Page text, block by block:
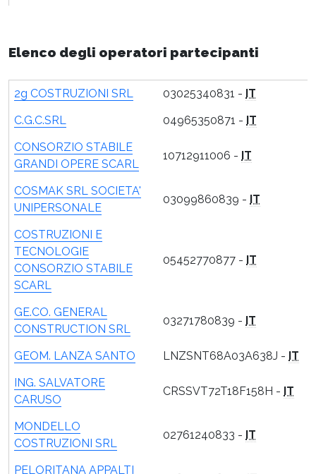
Elenco degli operatori partecipanti
2g COSTRUZIONI SRL 03025340831 - IT
C.G.C.SRL
04965350871 - IT
CONSORZIO STABILE
GRANDI OPERE SCARL
10712911006 - IT
COSMAK SRL SOCIETA'
UNIPERSONALE
03099860839 - IT
COSTRUZIONI E
TECNOLOGIE
CONSORZIO STABILE
SCARL
05452770877 - IT
GE.CO. GENERAL
CONSTRUCTION SRL
03271780839 - IT
GEOM. LANZA SANTO LNZSNT68A03A638J - IT
ING. SALVATORE
CARUSO
CRSSVT72T18F158H - IT
MONDELLO
COSTRUZIONI SRL
02761240833 - IT
PELORITANA APPALTI